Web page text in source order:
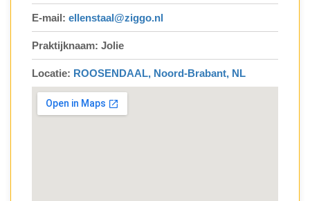
E-mail: ellenstaal@ziggo.nl
Praktijknaam: Jolie
Locatie: ROOSENDAAL, Noord-Brabant, NL